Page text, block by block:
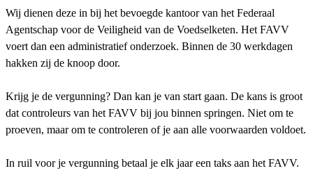
Wij dienen deze in bij het bevoegde kantoor van het Federaal
Agentschap voor de Veiligheid van de Voedselketen. Het FAVV
voert dan een administratief onderzoek. Binnen de 30 werkdagen
hakken zij de knoop door.
Krijg je de vergunning? Dan kan je van start gaan. De kans is groot
dat controleurs van het FAVV bij jou binnen springen. Niet om te
proeven, maar om te controleren of je aan alle voorwaarden voldoet.
In ruil voor je vergunning betaal je elk jaar een taks aan het FAVV.